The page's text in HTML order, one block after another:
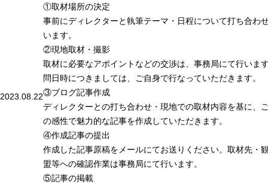
2023.08.22
①取材場所の決定
事前にディレクターと執筆テーマ・日程について打ち合わ
います。
②現地取材・撮影
取材に必要なアポイントなどの交渉は、事務局にて行いま
問日時につきましては、ご自身で行なっていただきます。
③ブログ記事作成
ディレクターとの打ち合わせ・現地での取材内容を基に、
の感性で魅力的な記事を作成していただきます。
④作成記事の提出
作成した記事原稿をメールにてお送りください。取材先・
盟等への確認作業は事務局にて行います。
⑤記事の掲載